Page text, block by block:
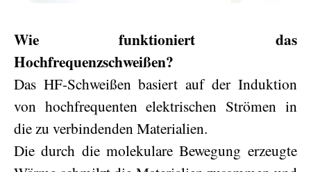
Wie funktioniert das
Hochfrequenzschweißen?
Das HF-Schweißen basiert auf der Induktion
von hochfrequenten elektrischen Strömen in
die zu verbindenden Materialien.
Die durch die molekulare Bewegung erzeugte